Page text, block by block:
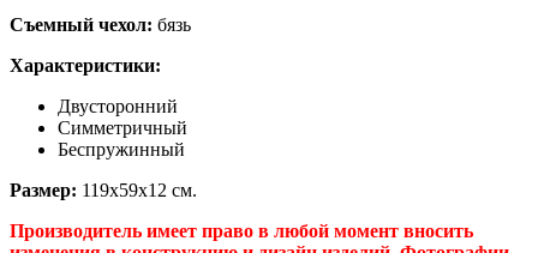
Съемный чехол: бязь
Характеристики:
Двусторонний
Симметричный
Беспружинный
Размер: 119х59х12 см.
Производитель имеет право в любой момент вносить